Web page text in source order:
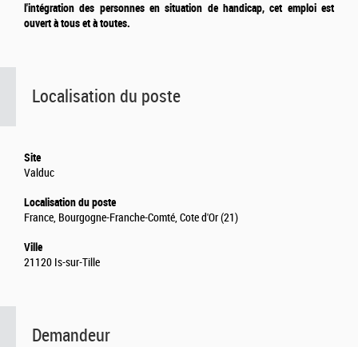
l'intégration des personnes en situation de handicap, cet emploi est
ouvert à tous et à toutes.
Localisation du poste
Site
Valduc
Localisation du poste
France, Bourgogne-Franche-Comté, Cote d'Or (21)
Ville
21120 Is-sur-Tille
Demandeur